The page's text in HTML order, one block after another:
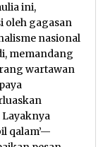
ini,
oleh gagasan
nasional
memandang
wartawan
qalam’—